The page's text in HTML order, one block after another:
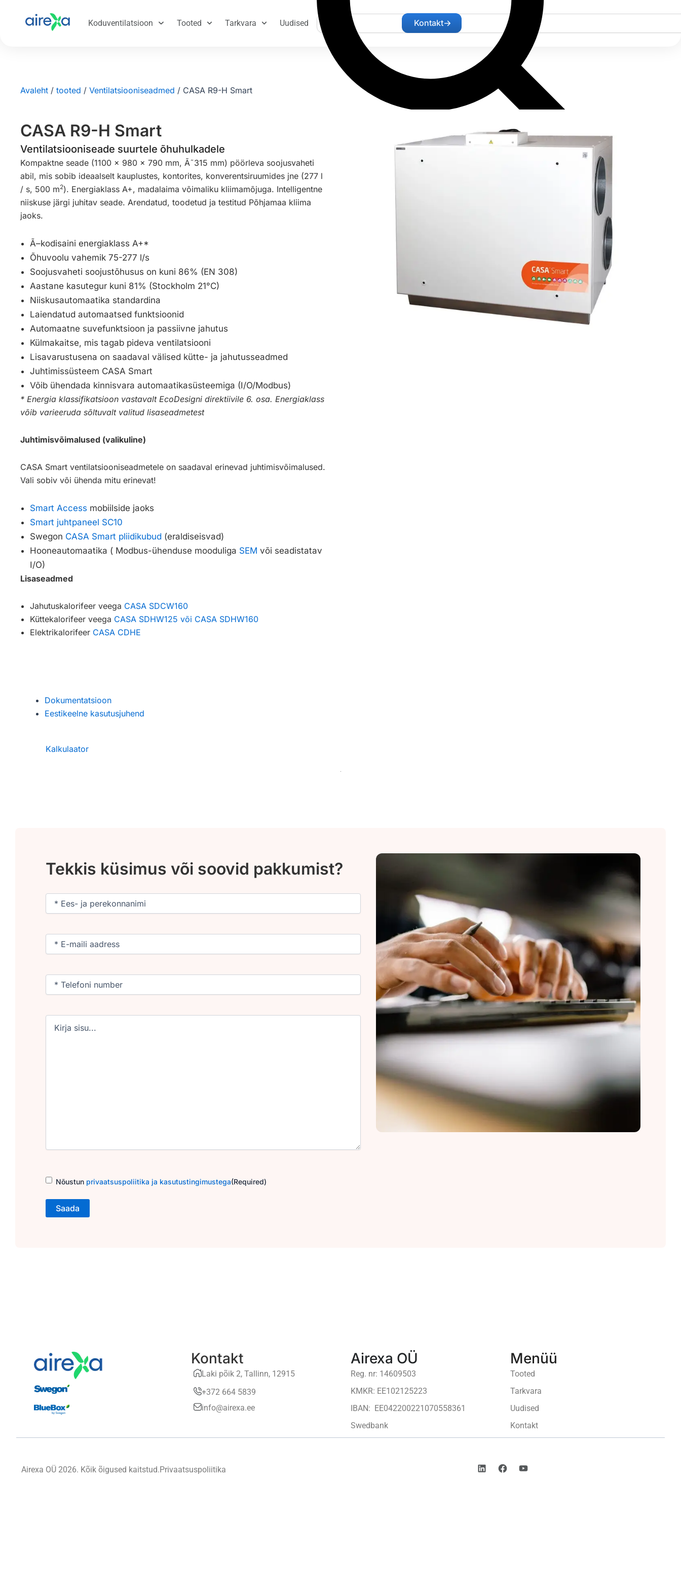
Koduventilatsioon Tooted Tarkvara Uudised
Search Kontakt
Avaleht / tooted / Ventilatsiooniseadmed / CASA R9-H Smart
CASA R9-H Smart
Ventilatsiooniseade suurtele õhuhulkadele
Kompaktne seade (1100 x 980 x 790 mm, Ã˜315 mm) pöörleva soojusvaheti
abil, mis sobib ideaalselt kauplustes, kontorites, konverentsiruumides jne (277 l
/ s, 500 m2). Energiaklass A+, madalaima võimaliku kliimamõjuga. Intelligentne
niiskuse järgi juhitav seade. Arendatud, toodetud ja testitud Põhjamaa kliima
jaoks.
Ã–kodisaini energiaklass A+*
Õhuvoolu vahemik 75-277 l/s
Soojusvaheti soojustõhusus on kuni 86% (EN 308)
Aastane kasutegur kuni 81% (Stockholm 21°C)
Niiskusautomaatika standardina
Laiendatud automaatsed funktsioonid
Automaatne suvefunktsioon ja passiivne jahutus
Külmakaitse, mis tagab pideva ventilatsiooni
Lisavarustusena on saadaval välised kütte- ja jahutusseadmed
Juhtimissüsteem CASA Smart
Võib ühendada kinnisvara automaatikasüsteemiga (I/O/Modbus)
* Energia klassifikatsioon vastavalt EcoDesigni direktiivile 6. osa. Energiaklass
võib varieeruda sõltuvalt valitud lisaseadmetest
Juhtimisvõimalused (valikuline)
CASA Smart ventilatsiooniseadmetele on saadaval erinevad juhtimisvõimalused.
Vali sobiv või ühenda mitu erinevat!
Smart Access mobiilside jaoks
Smart juhtpaneel SC10
Swegon CASA Smart pliidikubud (eraldiseisvad)
Hooneautomaatika ( Modbus-ühenduse mooduliga SEM või seadistatav
I/O)
Lisaseadmed
Jahutuskalorifeer veega CASA SDCW160
Küttekalorifeer veega CASA SDHW125 või CASA SDHW160
Elektrikalorifeer CASA CDHE
Dokumentatsioon
Eestikeelne kasutusjuhend
Kalkulaator
Tekkis küsimus või soovid pakkumist?
Nimi
Email
Phone
Untitled
Consent (Required)
Nõustun privaatsuspoliitika ja kasutustingimustega(Required)
Kontakt
Laki põik 2, Tallinn, 12915
+372 664 5839
info@airexa.ee
Airexa OÜ
Reg. nr: 14609503
KMKR: EE102125223
IBAN: EE042200221070558361
Swedbank
Menüü
Tooted
Tarkvara
Uudised
Kontakt
Airexa OÜ 2026. Kõik õigused kaitstud.Privaatsuspoliitika